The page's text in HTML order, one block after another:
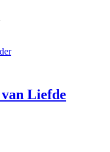
Liefde